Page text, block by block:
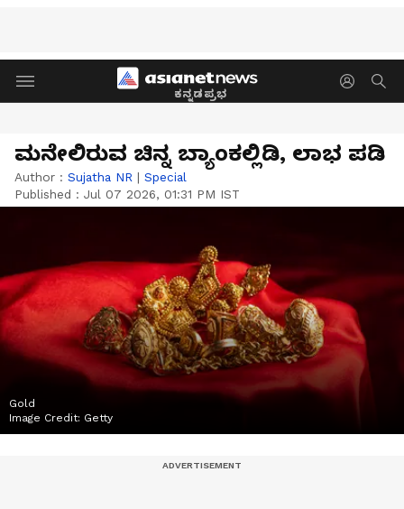
ಕನ್ನಡಪ್ರಭ
ಮನೇಲಿರುವ ಚಿನ್ನ ಬ್ಯಾಂಕಲ್ಲಿಡಿ, ಲಾಭ ಪಡಿ
Author : Sujatha NR | Special
Published : Jul 07 2026, 01:31 PM IST
Gold
Image Credit: Getty